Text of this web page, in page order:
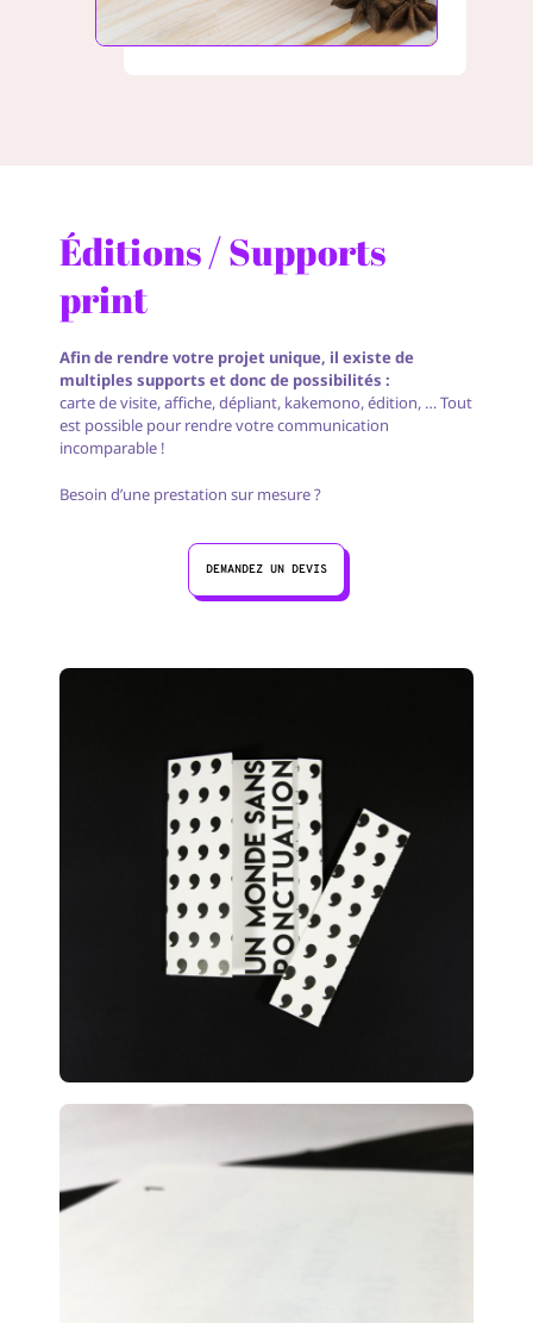
Éditions / Supports
print
Afin de rendre votre projet unique, il existe de
multiples supports et donc de possibilités :
carte de visite, affiche, dépliant, kakemono, édition, … Tout
est possible pour rendre votre communication
incomparable !
Besoin d’une prestation sur mesure ?
DEMANDEZ UN DEVIS